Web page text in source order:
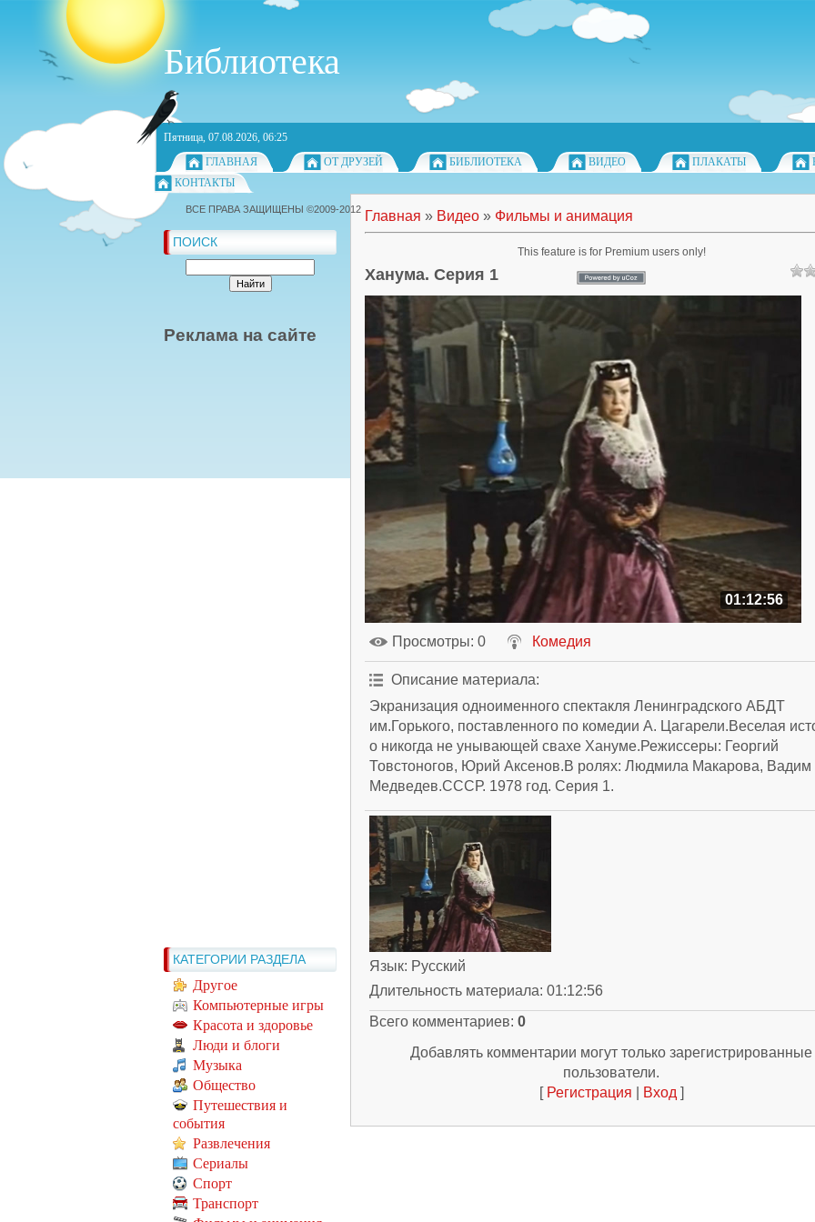
Библиотека
Пятница, 07.08.2026, 06:25
ГЛАВНАЯ
ОТ ДРУЗЕЙ БИБЛИОТЕКА ВИДЕО ПЛАКАТЫ
КОНТАКТЫ
ПОИСК
Реклама на сайте
КАТЕГОРИИ РАЗДЕЛА
Другое
Компьютерные игры
Красота и здоровье
Люди и блоги
Музыка
Общество
Путешествия и
события
Развлечения
Сериалы
Спорт
Транспорт
Главная » Видео » Фильмы и анимация
Ханума. Серия 1
01:12:56
Просмотры: 0 Комедия
Описание материала:
Экранизация одноименного спектакля Ленинградского АБДТ
им.Горького, поставленного по комедии А. Цагарели.Веселая
о никогда не унывающей свахе Хануме.Режиссеры: Георгий
Товстоногов, Юрий Аксенов.В ролях: Людмила Макарова, Вадим
Медведев.СССР. 1978 год. Серия 1.
Язык: Русский
Длительность материала: 01:12:56
Всего комментариев: 0
Добавлять комментарии могут только зарегистрированные
пользователи.
[ Регистрация Вход ]
ВСЕ ПРАВА ЗАЩИЩЕНЫ ©2009-2012
This feature is for Premium users only!